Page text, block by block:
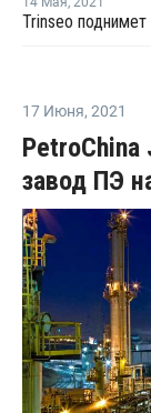
17 Июня, 2021
завод ПЭ